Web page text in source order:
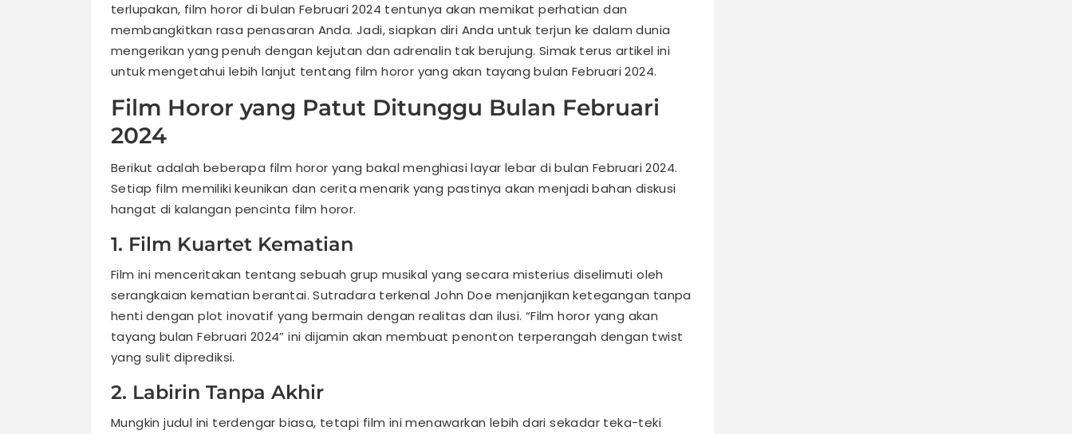
terlupakan, film horor di bulan Februari 2024 tentunya akan memikat perhatian dan
membangkitkan rasa penasaran Anda. Jadi, siapkan diri Anda untuk terjun ke dalam dunia
mengerikan yang penuh dengan kejutan dan adrenalin tak berujung. Simak terus artikel ini
untuk mengetahui lebih lanjut tentang film horor yang akan tayang bulan Februari 2024.
Film Horor yang Patut Ditunggu Bulan Februari
2024
Berikut adalah beberapa film horor yang bakal menghiasi layar lebar di bulan Februari 2024.
Setiap film memiliki keunikan dan cerita menarik yang pastinya akan menjadi bahan diskusi
hangat di kalangan pencinta film horor.
1. Film Kuartet Kematian
Film ini menceritakan tentang sebuah grup musikal yang secara misterius diselimuti oleh
serangkaian kematian berantai. Sutradara terkenal John Doe menjanjikan ketegangan tanpa
henti dengan plot inovatif yang bermain dengan realitas dan ilusi. “Film horor yang akan
tayang bulan Februari 2024” ini dijamin akan membuat penonton terperangah dengan twist
yang sulit diprediksi.
2. Labirin Tanpa Akhir
Mungkin judul ini terdengar biasa, tetapi film ini menawarkan lebih dari sekadar teka-teki